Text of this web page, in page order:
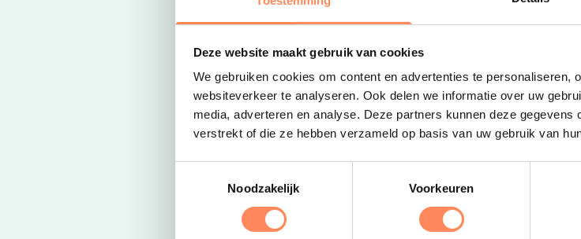
Deze website maakt gebruik van cookies
We gebruiken cookies om content en advertenties te personaliseren,
websiteverkeer te analyseren. Ook delen we informatie over uw
media, adverteren en analyse. Deze partners kunnen deze
verstrekt of die ze hebben verzameld op basis van uw gebruik van
Noodzakelijk
Voorkeuren